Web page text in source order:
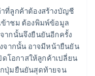
าที่ลูกค้าต้องสร้างบัญชี
ข้าชม ต้องพิมพ์ข้อมูล
ากนั้นจึงยืนยันอีกครั้ง
จากนั้น อาจมีหน้ายืนยัน
ดโอกาสให้ลูกค้าเปลี่ยน
ปุ่มยืนยันสุดท้ายจน